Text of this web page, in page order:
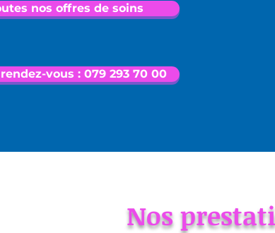
nos offres de soins
vous : 079 293 70 00
Nos